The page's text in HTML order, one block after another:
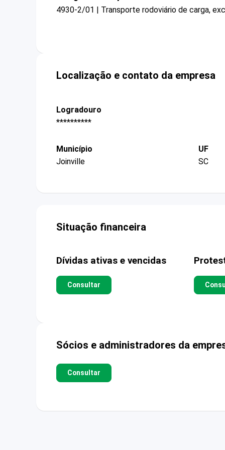
4930-2/01 | Transporte rodoviário de carga,
Localização e contato da empresa
Logradouro
**********
Município
Joinville
UF
SC
Situação financeira
Dívidas ativas e vencidas
Consultar
Sócios e administradores da
Consultar